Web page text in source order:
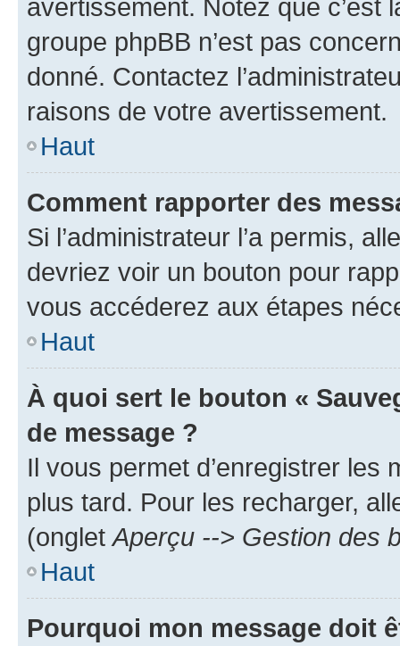
avertissement. Notez que c’est
groupe phpBB n’est pas
donné. Contactez
raisons de votre avertissement.
Haut
Comment rapporter des
Si l’administrateur l’a permis,
devriez voir un bouton pour
vous accéderez aux étapes
Haut
À quoi sert le bouton «
de message ?
Il vous permet d’enregistrer
plus tard. Pour les recharger,
(onglet Aperçu --> Gestion des
Haut
Pourquoi mon message doit